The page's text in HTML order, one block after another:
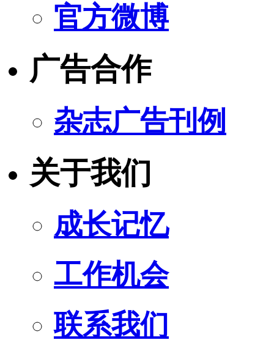
官方微博
广告合作
杂志广告刊例
关于我们
成长记忆
工作机会
联系我们